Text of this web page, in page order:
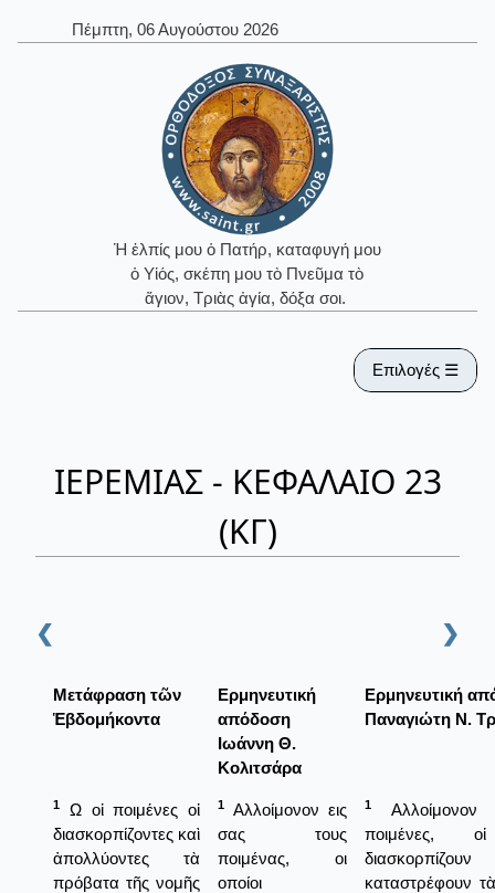
Πέμπτη, 06 Αυγούστου 2026
Ἡ ἐλπίς μου ὁ Πατήρ, καταφυγή μου
ὁ Υἱός, σκέπη μου τὸ Πνεῦμα τὸ
ἅγιον, Τριὰς ἁγία, δόξα σοι.
Επιλογές ☰
ΙΕΡΕΜΙΑΣ - ΚΕΦΑΛΑΙΟ 23
(ΚΓ)
❮ ❯
Μετάφραση τῶν
Ἑβδομήκοντα
Ερμηνευτική
απόδοση
Ιωάννη Θ.
Κολιτσάρα
Ερμηνευτική
Παναγιώτη Ν.
1
Ω οἱ ποιμένες οἱ
διασκορπίζοντες καὶ
ἀπολλύοντες τὰ
πρόβατα τῆς νομῆς
1
Αλλοίμονον εις
σας τους
ποιμένας, οι
οποίοι
1
Αλλοίμονον
ποιμένες,
καταστρέφουν